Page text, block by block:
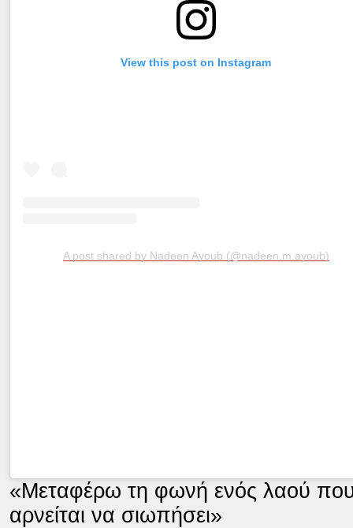
View this post on Instagram
A post shared by Nadeen Ayoub (@nadeen.m.ayoub)
«Μεταφέρω τη φωνή ενός λαού
αρνείται να σιωπήσει»